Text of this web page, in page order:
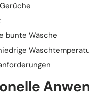
bunte Wäsche